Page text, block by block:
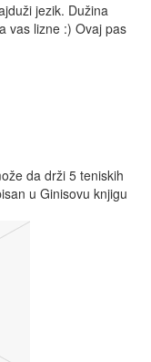
jezik. Dužina
vas lizne :) Ovaj pas
da drži 5 teniskih
u Ginisovu knjigu